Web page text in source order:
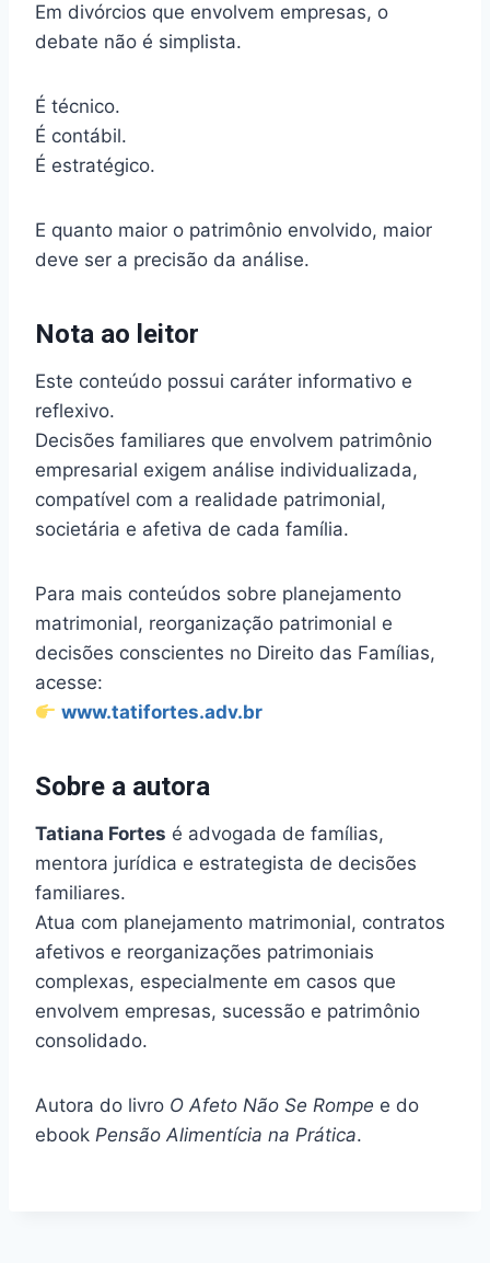
Em divórcios que envolvem empresas, o
debate não é simplista.
É técnico.
É contábil.
É estratégico.
E quanto maior o patrimônio envolvido, maior
deve ser a precisão da análise.
Nota ao leitor
Este conteúdo possui caráter informativo e
reflexivo.
Decisões familiares que envolvem patrimônio
empresarial exigem análise individualizada,
compatível com a realidade patrimonial,
societária e afetiva de cada família.
Para mais conteúdos sobre planejamento
matrimonial, reorganização patrimonial e
decisões conscientes no Direito das Famílias,
acesse:
www.tatifortes.adv.br
Sobre a autora
Tatiana Fortes é advogada de famílias,
mentora jurídica e estrategista de decisões
familiares.
Atua com planejamento matrimonial, contratos
afetivos e reorganizações patrimoniais
complexas, especialmente em casos que
envolvem empresas, sucessão e patrimônio
consolidado.
Autora do livro O Afeto Não Se Rompe e do
ebook Pensão Alimentícia na Prática.